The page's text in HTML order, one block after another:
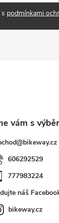
podmínkami
@bikeway.cz
606292529
777983224
náš
bikeway.cz